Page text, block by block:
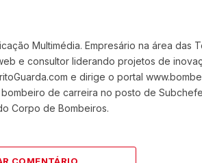
Multimédia. Empresário na área das
e consultor liderando projetos de
e dirige o portal
de carreira no posto de
Corpo de Bombeiros.